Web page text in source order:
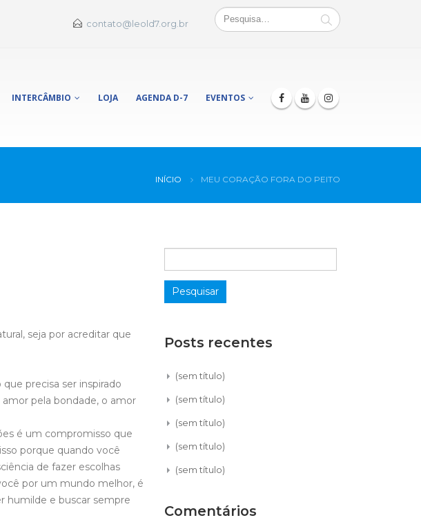
contato@leold7.org.br
INTERCÂMBIO LOJA AGENDA D-7 EVENTOS
INÍCIO MEU CORAÇÃO FORA DO PEITO
seja por acreditar que
precisa ser inspirado
pela bondade, o amor
é um compromisso que
porque quando você
de fazer escolhas
por um mundo melhor, é
humilde e buscar sempre
Posts recentes
(sem título)
(sem título)
(sem título)
(sem título)
(sem título)
Comentários